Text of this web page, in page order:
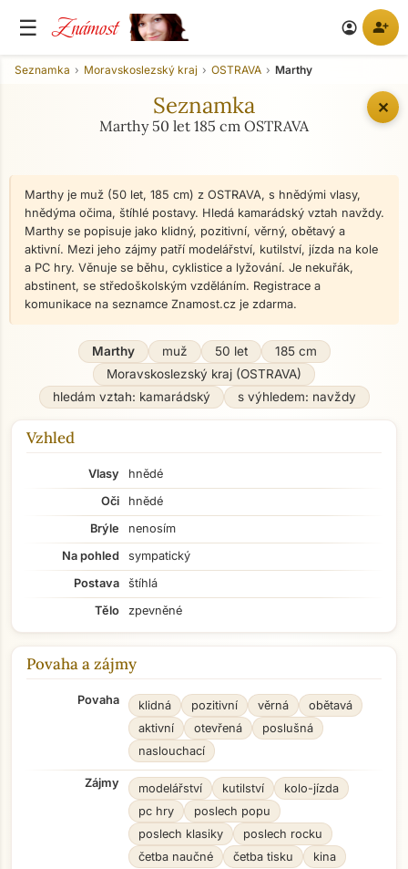
☰ Známost account_circle person_add
✕
Seznamka Moravskoslezský kraj OSTRAVA Marthy
Seznamka
Marthy 50 let 185 cm OSTRAVA
Marthy je muž (50 let, 185 cm) z OSTRAVA, s hnědými vlasy,
hnědýma očima, štíhlé postavy. Hledá kamarádský vztah navždy.
Marthy se popisuje jako klidný, pozitivní, věrný, obětavý a
aktivní. Mezi jeho zájmy patří modelářství, kutilství, jízda na kole
a PC hry. Věnuje se běhu, cyklistice a lyžování. Je nekuřák,
abstinent, se středoškolským vzděláním. Registrace a
komunikace na seznamce Znamost.cz je zdarma.
Marthy muž 50 let
185 cm
Moravskoslezský kraj (OSTRAVA)
hledám vztah: kamarádský
s výhledem: navždy
Vzhled
Vlasy
hnědé
Oči
hnědé
Brýle
nenosím
Na pohled
sympatický
Postava
štíhlá
Tělo
zpevněné
Povaha a zájmy
Povaha klidná pozitivní věrná
obětavá
aktivní
otevřená
poslušná
naslouchací
Zájmy modelářství kutilství
kolo-jízda
pc hry
poslech popu
poslech klasiky
poslech rocku
četba naučné
četba tisku kina